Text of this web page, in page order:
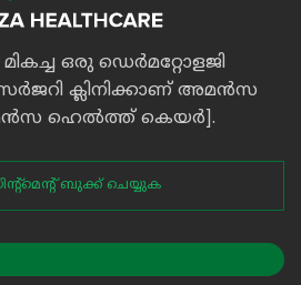
ഒരു ഡെർമറ്റോളജി
ക്ലിനിക്കാണ് അമൻസ
ഹെൽത്ത് കെയർ].
ബുക്ക് ചെയ്യുക